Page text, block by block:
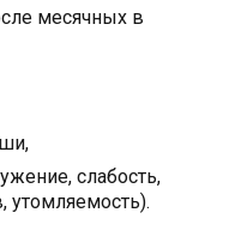
месячных в
слабость,
утомляемость).